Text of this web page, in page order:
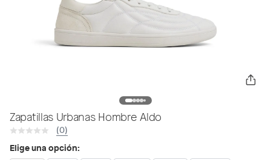
Zapatillas Urbanas Hombre Aldo
(0)
Elige una opción: